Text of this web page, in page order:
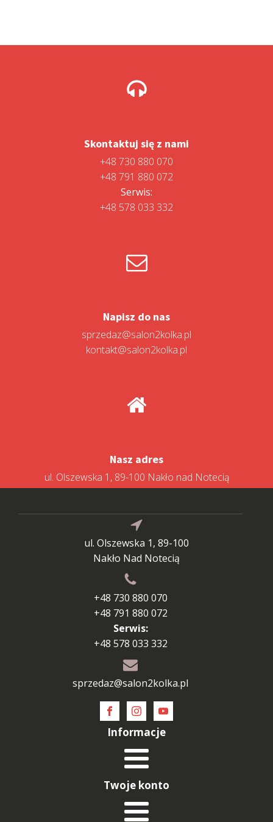
Skontaktuj się z nami
+48 730 880 070
+48 791 880 072
Serwis:
+48 578 033 332
Napisz do nas
sprzedaz@salon2kolka.pl
kontakt@salon2kolka.pl
Nasz adres
ul. Olszewska 1, 89-100 Nakło nad Notecią
ul. Olszewska 1, 89-100
Nakło Nad Notecią
+48 730 880 070
+48 791 880 072
Serwis:
+48 578 033 332
sprzedaz@salon2kolka.pl
Informacje
Twoje konto